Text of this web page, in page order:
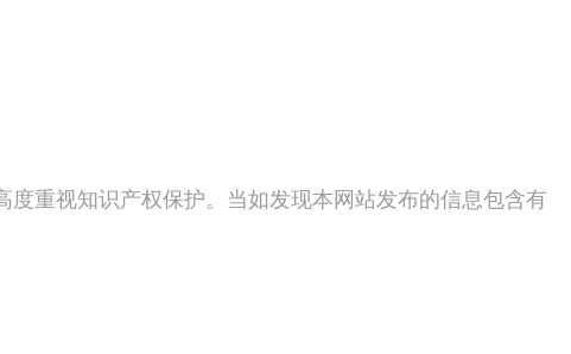
重视知识产权保护。当如发现本网站发布的信息包含有